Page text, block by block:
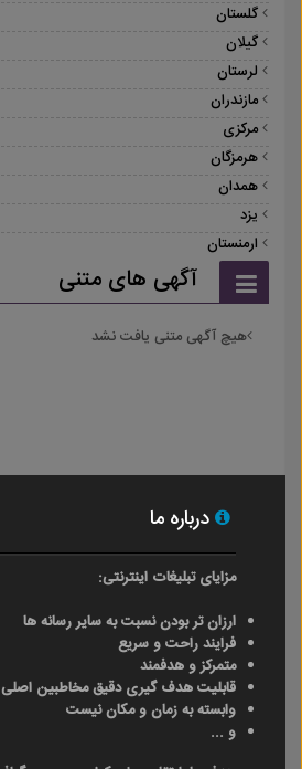
گلستان
گیلان
لرستان
مازندران
مرکزی
هرمزگان
همدان
یزد
ارمنستان
آگهی های متنی
هیچ آگهی متنی یافت نشد
درباره ما
مزایای تبلیغات اینترنتی:
ارزان تر بودن نسبت به سایر رسانه ها
فرایند راحت و سریع
متمرکز و هدفمند
قابلیت هدف گیری دقیق مخاطبین اصلی
وابسته به زمان و مکان نیست
و ...